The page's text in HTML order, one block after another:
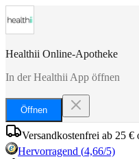
Healthii Online-Apotheke
In der Healthii App öffnen
Öffnen
Versandkostenfrei ab 25 €
Hervorragend (4,66/5)